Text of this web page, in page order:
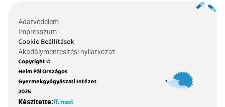
Adatvédelem
Impresszum
Cookie Beállítások
Akadálymentesítési nyilatkozat
Copyright ©
Heim Pál Országos
Gyermekgyógyászati Intézet
2025
Készítette: